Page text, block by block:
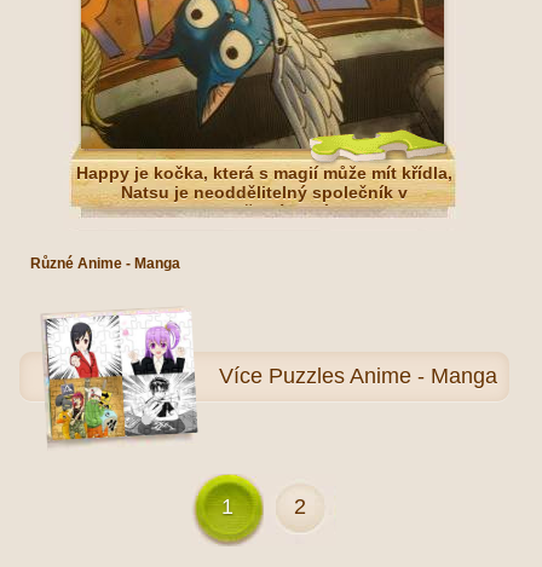
Happy je kočka, která s magií může mít křídla,
Natsu je neoddělitelný společník v
dobrodružství Pohádky
Různé Anime - Manga
Více Puzzles Anime - Manga
1 2